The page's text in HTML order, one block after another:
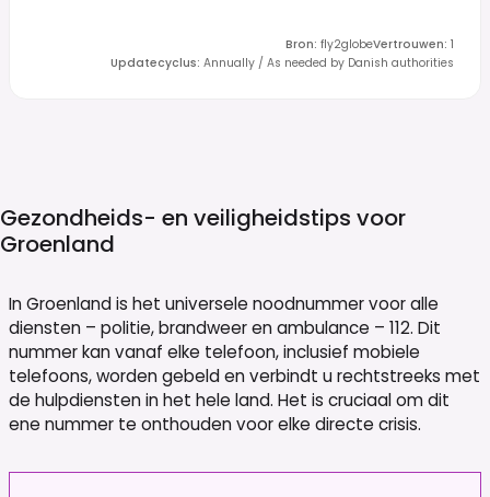
Bron: fly2globeVertrouwen: 1
Updatecyclus: Annually / As needed by Danish authorities
Gezondheids- en veiligheidstips voor
Groenland
In Groenland is het universele noodnummer voor alle
diensten – politie, brandweer en ambulance – 112. Dit
nummer kan vanaf elke telefoon, inclusief mobiele
telefoons, worden gebeld en verbindt u rechtstreeks met
de hulpdiensten in het hele land. Het is cruciaal om dit
ene nummer te onthouden voor elke directe crisis.